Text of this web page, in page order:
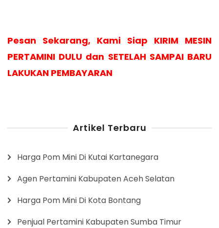
Pesan Sekarang, Kami Siap KIRIM MESIN
PERTAMINI DULU dan SETELAH SAMPAI BARU
LAKUKAN PEMBAYARAN
Artikel Terbaru
Harga Pom Mini Di Kutai Kartanegara
Agen Pertamini Kabupaten Aceh Selatan
Harga Pom Mini Di Kota Bontang
Penjual Pertamini Kabupaten Sumba Timur